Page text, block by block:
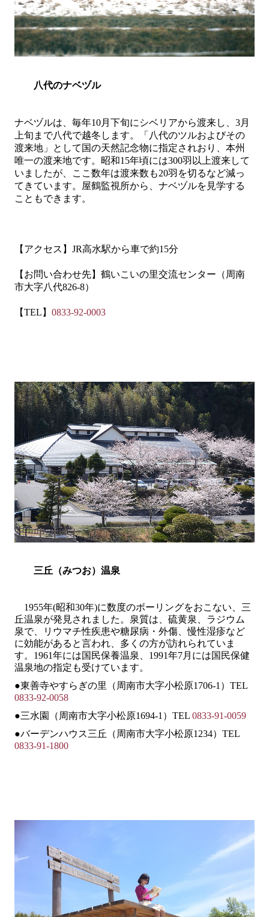
八代のナベヅル
ナベヅルは、毎年10月下旬にシベリアから渡来し、3月
上旬まで八代で越冬します。「八代のツルおよびその
渡来地」として国の天然記念物に指定されおり、本州
唯一の渡来地です。昭和15年頃には300羽以上渡来して
いましたが、ここ数年は渡来数も20羽を切るなど減っ
てきています。屋鶴監視所から、ナベヅルを見学する
こともできます。
【アクセス】JR高水駅から車で約15分
【お問い合わせ先】鶴いこいの里交流センター（周南
市大字八代826-8）
【TEL 】0833-92-0003
三丘（みつお）温泉
1955年(昭和30年)に数度のボーリングをおこない、三
丘温泉が発見されました。泉質は、硫黄泉、ラジウム
泉で、リウマチ性疾患や糖尿病・外傷、慢性湿疹など
に効能があると言われ、多くの方が訪れられていま
す。 1961年には国民保養温泉、 1991年7月には国民保健
温泉地の指定も受けています。
●東善寺やすらぎの里（周南市大字小松原1706-1 ）TEL
0833-92-0058
●三水園（周南市大字小松原1694-1 ）TEL0833-91-0059
●バーデンハウス三丘（周南市大字小松原1234）TEL
0833-91-1800